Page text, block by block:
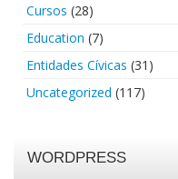
Cursos (28)
Education (7)
Entidades Cívicas (31)
Uncategorized (117)
WORDPRESS